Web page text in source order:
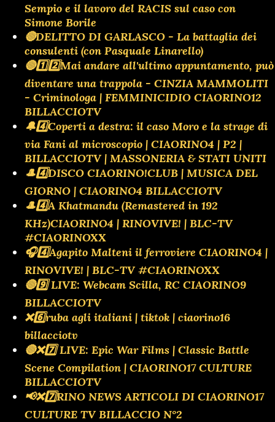
Sempio e il lavoro del RACIS sul caso con
Simone Borile
🔴DELITTO DI GARLASCO - La battaglia dei
consulenti (con Pasquale Linarello)
🔴1️⃣2️⃣Mai andare all'ultimo appuntamento, può
diventare una trappola - CINZIA MAMMOLITI
- Criminologa | FEMMINICIDIO CIAORINO12
BILLACCIOTV
🔔4️⃣Coperti a destra: il caso Moro e la strage di
via Fani al microscopio | CIAORINO4 | P2 |
BILLACCIOTV | MASSONERIA & STATI UNITI
🎩4️⃣DISCO CIAORINO!CLUB | MUSICA DEL
GIORNO | CIAORINO4 BILLACCIOTV
🎩4️⃣A Khatmandu (Remastered in 192
KHz)CIAORINO4 | RINOVIVE! | BLC-TV
#CIAORINOXX
🎧4️⃣Agapito Malteni il ferroviere CIAORINO4 |
RINOVIVE! | BLC-TV #CIAORINOXX
🔴9️⃣ LIVE: Webcam Scilla, RC CIAORINO9
BILLACCIOTV
❌️6️⃣ruba agli italiani | tiktok | ciaorino16
billacciotv
🔴❌️7️⃣ LIVE: Epic War Films | Classic Battle
Scene Compilation | CIAORINO17 CULTURE
BILLACCIOTV
📢❌️7️⃣RINO NEWS ARTICOLI DI CIAORINO17
CULTURE TV BILLACCIO N°2